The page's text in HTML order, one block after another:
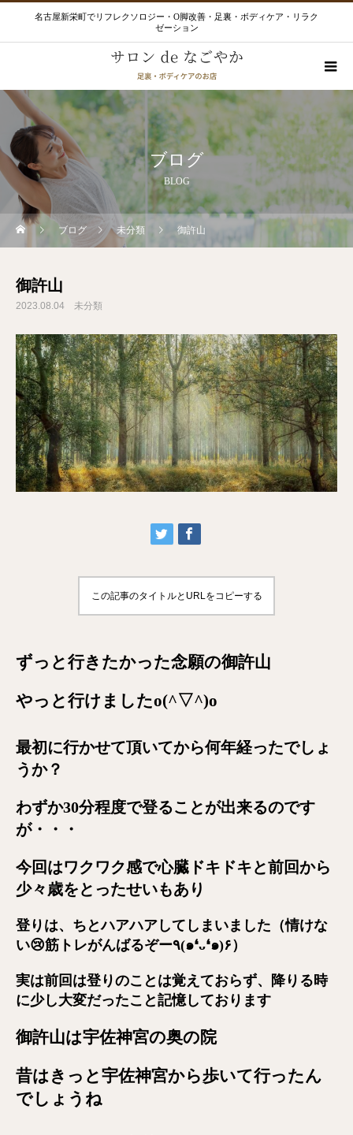
名古屋新栄町でリフレクソロジー・O脚改善・足裏・ボディケア・リラク
ゼーション
ブログ
BLOG
ブログ 未分類 御許山
御許山
2023.08.04 未分類
この記事のタイトルとURLをコピーする
ずっと行きたかった念願の御許山
やっと行けましたo(^▽^)o
最初に行かせて頂いてから何年経ったでしょ
うか？
わずか30分程度で登ることが出来るのです
が・・・
今回はワクワク感で心臓ドキドキと前回から
少々歳をとったせいもあり
登りは、ちとハアハアしてしまいました（情けな
い😢筋トレがんばるぞー٩(๑❛ᴗ❛๑)۶）
実は前回は登りのことは覚えておらず、降りる時
に少し大変だったこと記憶しております
御許山は宇佐神宮の奥の院
昔はきっと宇佐神宮から歩いて行ったん
でしょうね